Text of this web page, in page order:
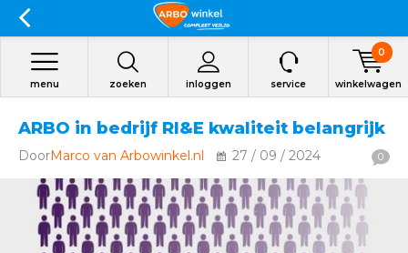
zoeken inloggen
menu service winkelwagen
0
ARBO in bedrijf RI&E kwaliteit belangrijk
DoorMarco van Arbowinkel.nl 27 / 09 / 2024 0